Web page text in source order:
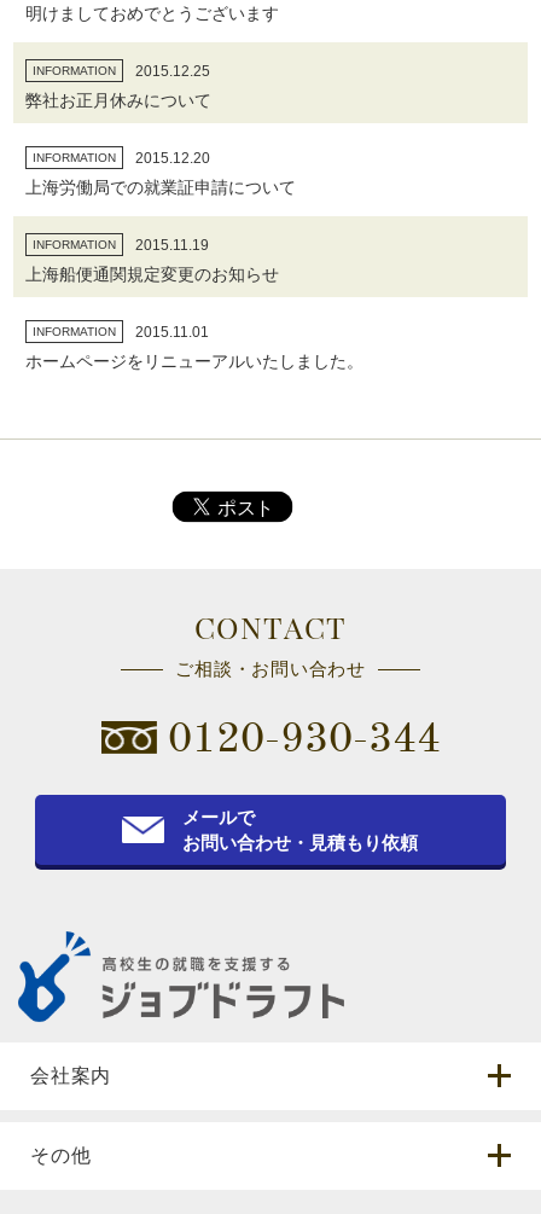
明けましておめでとうございます
INFORMATION 2015.12.25
弊社お正月休みについて
INFORMATION 2015.12.20
上海労働局での就業証申請について
INFORMATION 2015.11.19
上海船便通関規定変更のお知らせ
INFORMATION 2015.11.01
ホームページをリニューアルいたしました。
CONTACT
ご相談・お問い合わせ
0120-930-344
メールで
お問い合わせ・見積もり依頼
会社案内
その他